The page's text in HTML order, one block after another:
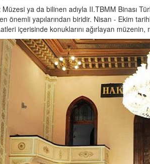
ya da bilinen adıyla II.TBMM Binası
önemli yapılarından biridir. Nisan - Ekim
içerisinde konuklarını ağırlayan